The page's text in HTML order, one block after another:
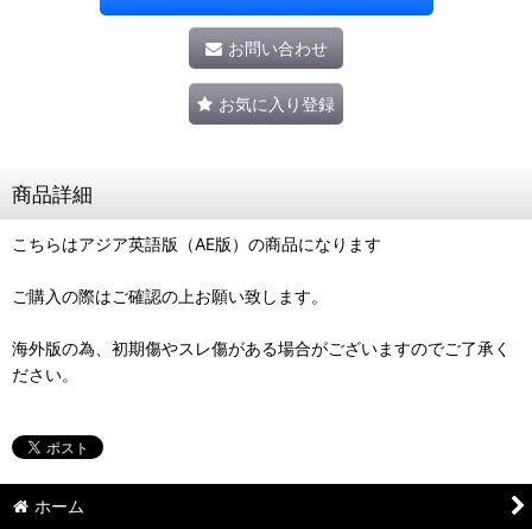
お問い合わせ
お気に入り登録
商品詳細
こちらはアジア英語版（AE版）の商品になります
ご購入の際はご確認の上お願い致します。
海外版の為、初期傷やスレ傷がある場合がございますのでご了承く
ださい。
ホーム